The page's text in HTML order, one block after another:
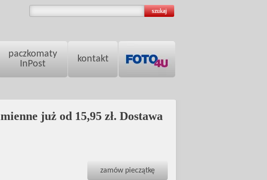
paczkomaty
InPost
kontakt
już od 15,95 zł. Dostawa
zamów pieczątkę